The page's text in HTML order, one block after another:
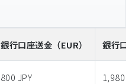
銀行口座送金 （EUR） 銀行口
800 JPY 1,980